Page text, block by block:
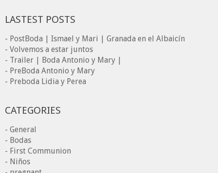
LASTEST POSTS
- PostBoda | Ismael y Mari | Granada en el Albaicín
- Volvemos a estar juntos
- Trailer | Boda Antonio y Mary |
- PreBoda Antonio y Mary
- Preboda Lidia y Perea
CATEGORIES
- General
- Bodas
- First Communion
- Niños